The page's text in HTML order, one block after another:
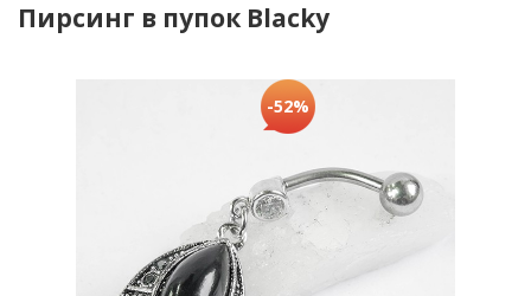
Пирсинг в пупок Blacky
-52%